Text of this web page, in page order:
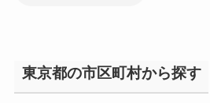
東京都の市区町村から探す